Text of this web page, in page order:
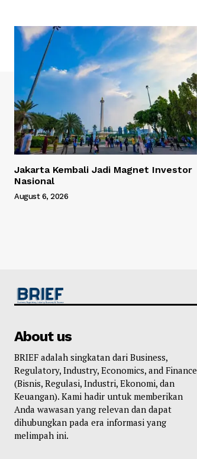
Jakarta Kembali Jadi Magnet Investor
Nasional
August 6, 2026
About us
BRIEF adalah singkatan dari Business,
Regulatory, Industry, Economics, and Finance
(Bisnis, Regulasi, Industri, Ekonomi, dan
Keuangan). Kami hadir untuk memberikan
Anda wawasan yang relevan dan dapat
dihubungkan pada era informasi yang
melimpah ini.